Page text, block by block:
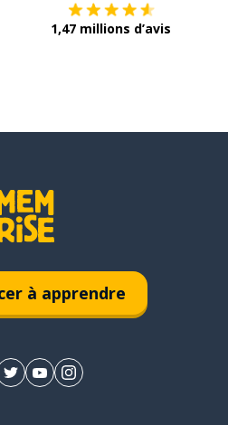
1,47 millions d’avis
à apprendre